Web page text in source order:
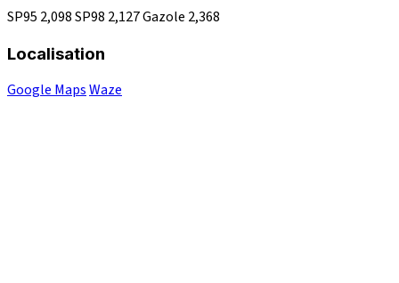
SP95 2,098SP98 2,127Gazole 2,368
Localisation
Google MapsWaze